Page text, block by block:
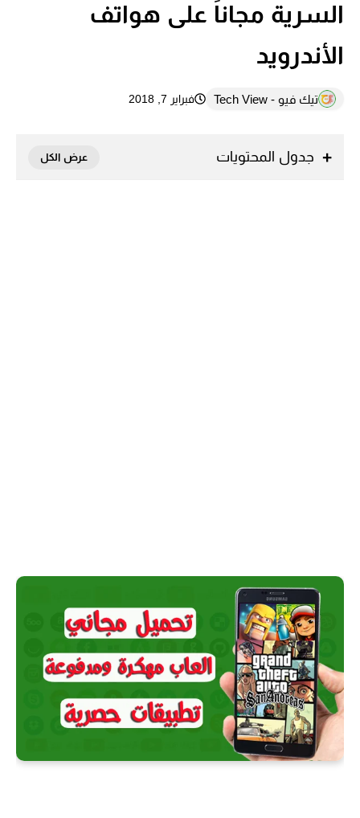
السرية مجاناً على هواتف
الأندرويد
تيك فيو - Tech View فبراير 7, 2018
جدول المحتويات